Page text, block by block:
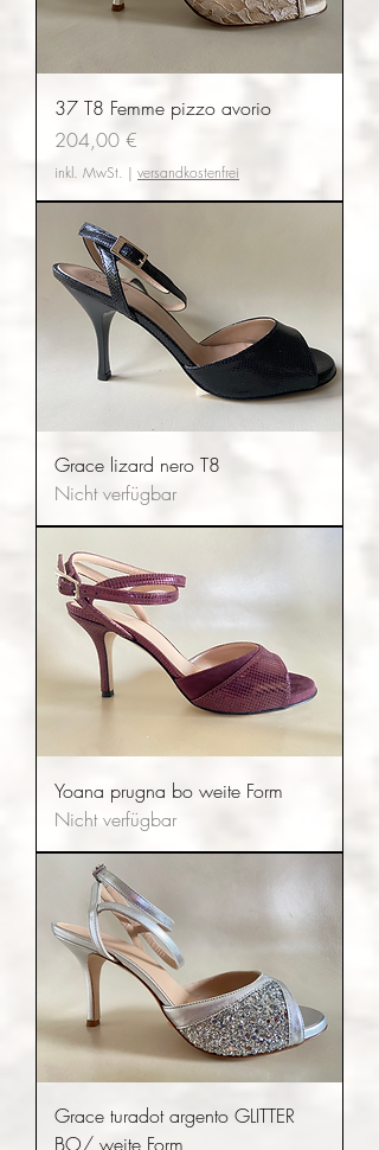
37 T8 Femme pizzo avorio
Preis
204,00 €
inkl. MwSt. | versandkostenfrei
Grace lizard nero T8
Nicht verfügbar
Yoana prugna bo weite Form
Nicht verfügbar
Grace turadot argento GLITTER
BO/ weite Form